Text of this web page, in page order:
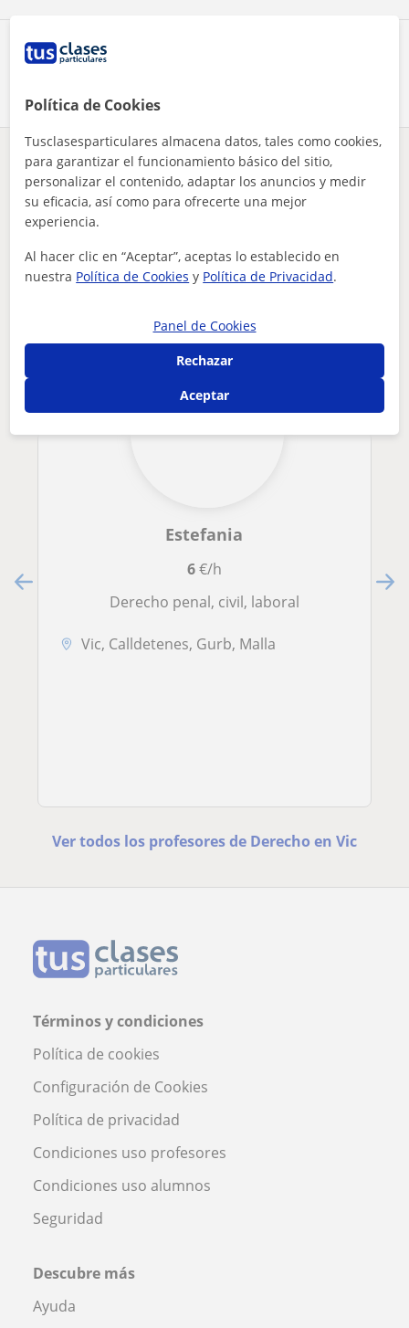
Comparte a este profesor
¿Hay algún error en este perfil?Cuéntanos
Tus clases particulares Derecho
graduado en derecho que puede dar soporte en algunas materia...
Otros profesores de Derecho en Vic que
Estefania
6€/h
Derecho penal, civil, laboral
Vic, Calldetenes, Gurb, Malla
Ver todos los profesores de Derecho en Vic
Términos y condiciones
Política de cookies
Configuración de Cookies
Política de privacidad
Condiciones uso profesores
Condiciones uso alumnos
Seguridad
Descubre más
Ayuda
Política de Cookies
Tusclasesparticulares almacena datos, tales como cookies,
para garantizar el funcionamiento básico del sitio,
personalizar el contenido, adaptar los anuncios y medir
su eficacia, así como para ofrecerte una mejor
experiencia.
Al hacer clic en “Aceptar”, aceptas lo establecido en
nuestra Política de Cookies y Política de Privacidad.
Panel de Cookies
Rechazar
Aceptar